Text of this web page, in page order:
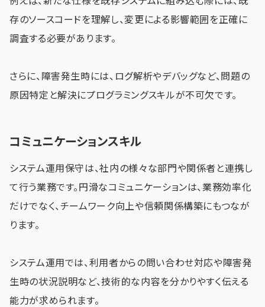
存のソースコードを理解し、変更による影響範囲を正確に
調査する必要があります。
さらに、障害発生時には、ログ解析やデバッグなど、問題の
原因特定と解決にプログラミングスキルが不可欠です。
コミュニケーションスキル
システム運用保守は、社内の様々な部門や関係者と連携し
て行う業務です。円滑なコミュニケーションは、業務効率化
だけでなく、チームワーク向上や信頼関係構築にもつなが
ります。
システム運用では、利用者からの問い合わせ対応や障害発
生時の状況説明など、技術的な内容を分かりやすく伝える
能力が求められます。